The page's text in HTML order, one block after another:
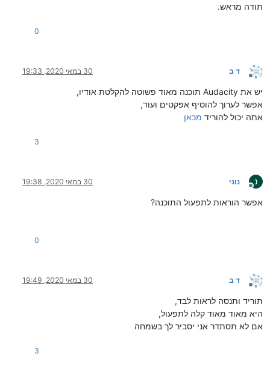
תודה מראש.
0
מנותק
ד ב 30 במאי 2020, 19:33
יש את Audacity תוכנה מאוד פשוטה להקלטת אודיו,
אפשר לערוך להוסיף אפקטים ועוד,
אתה יכול להוריד מכאן
3
נ
מנותק
נוני 30 במאי 2020, 19:38
אפשר הוראות לתפעול התוכנה?
0
מנותק
ד ב 30 במאי 2020, 19:49
תוריד ותנסה לראות לבד,
היא מאוד מאוד קלה לתפעול,
אם לא תסתדר אני יסביר לך בשמחה
3